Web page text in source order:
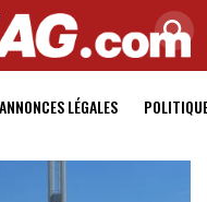
ANNONCES LÉGALES